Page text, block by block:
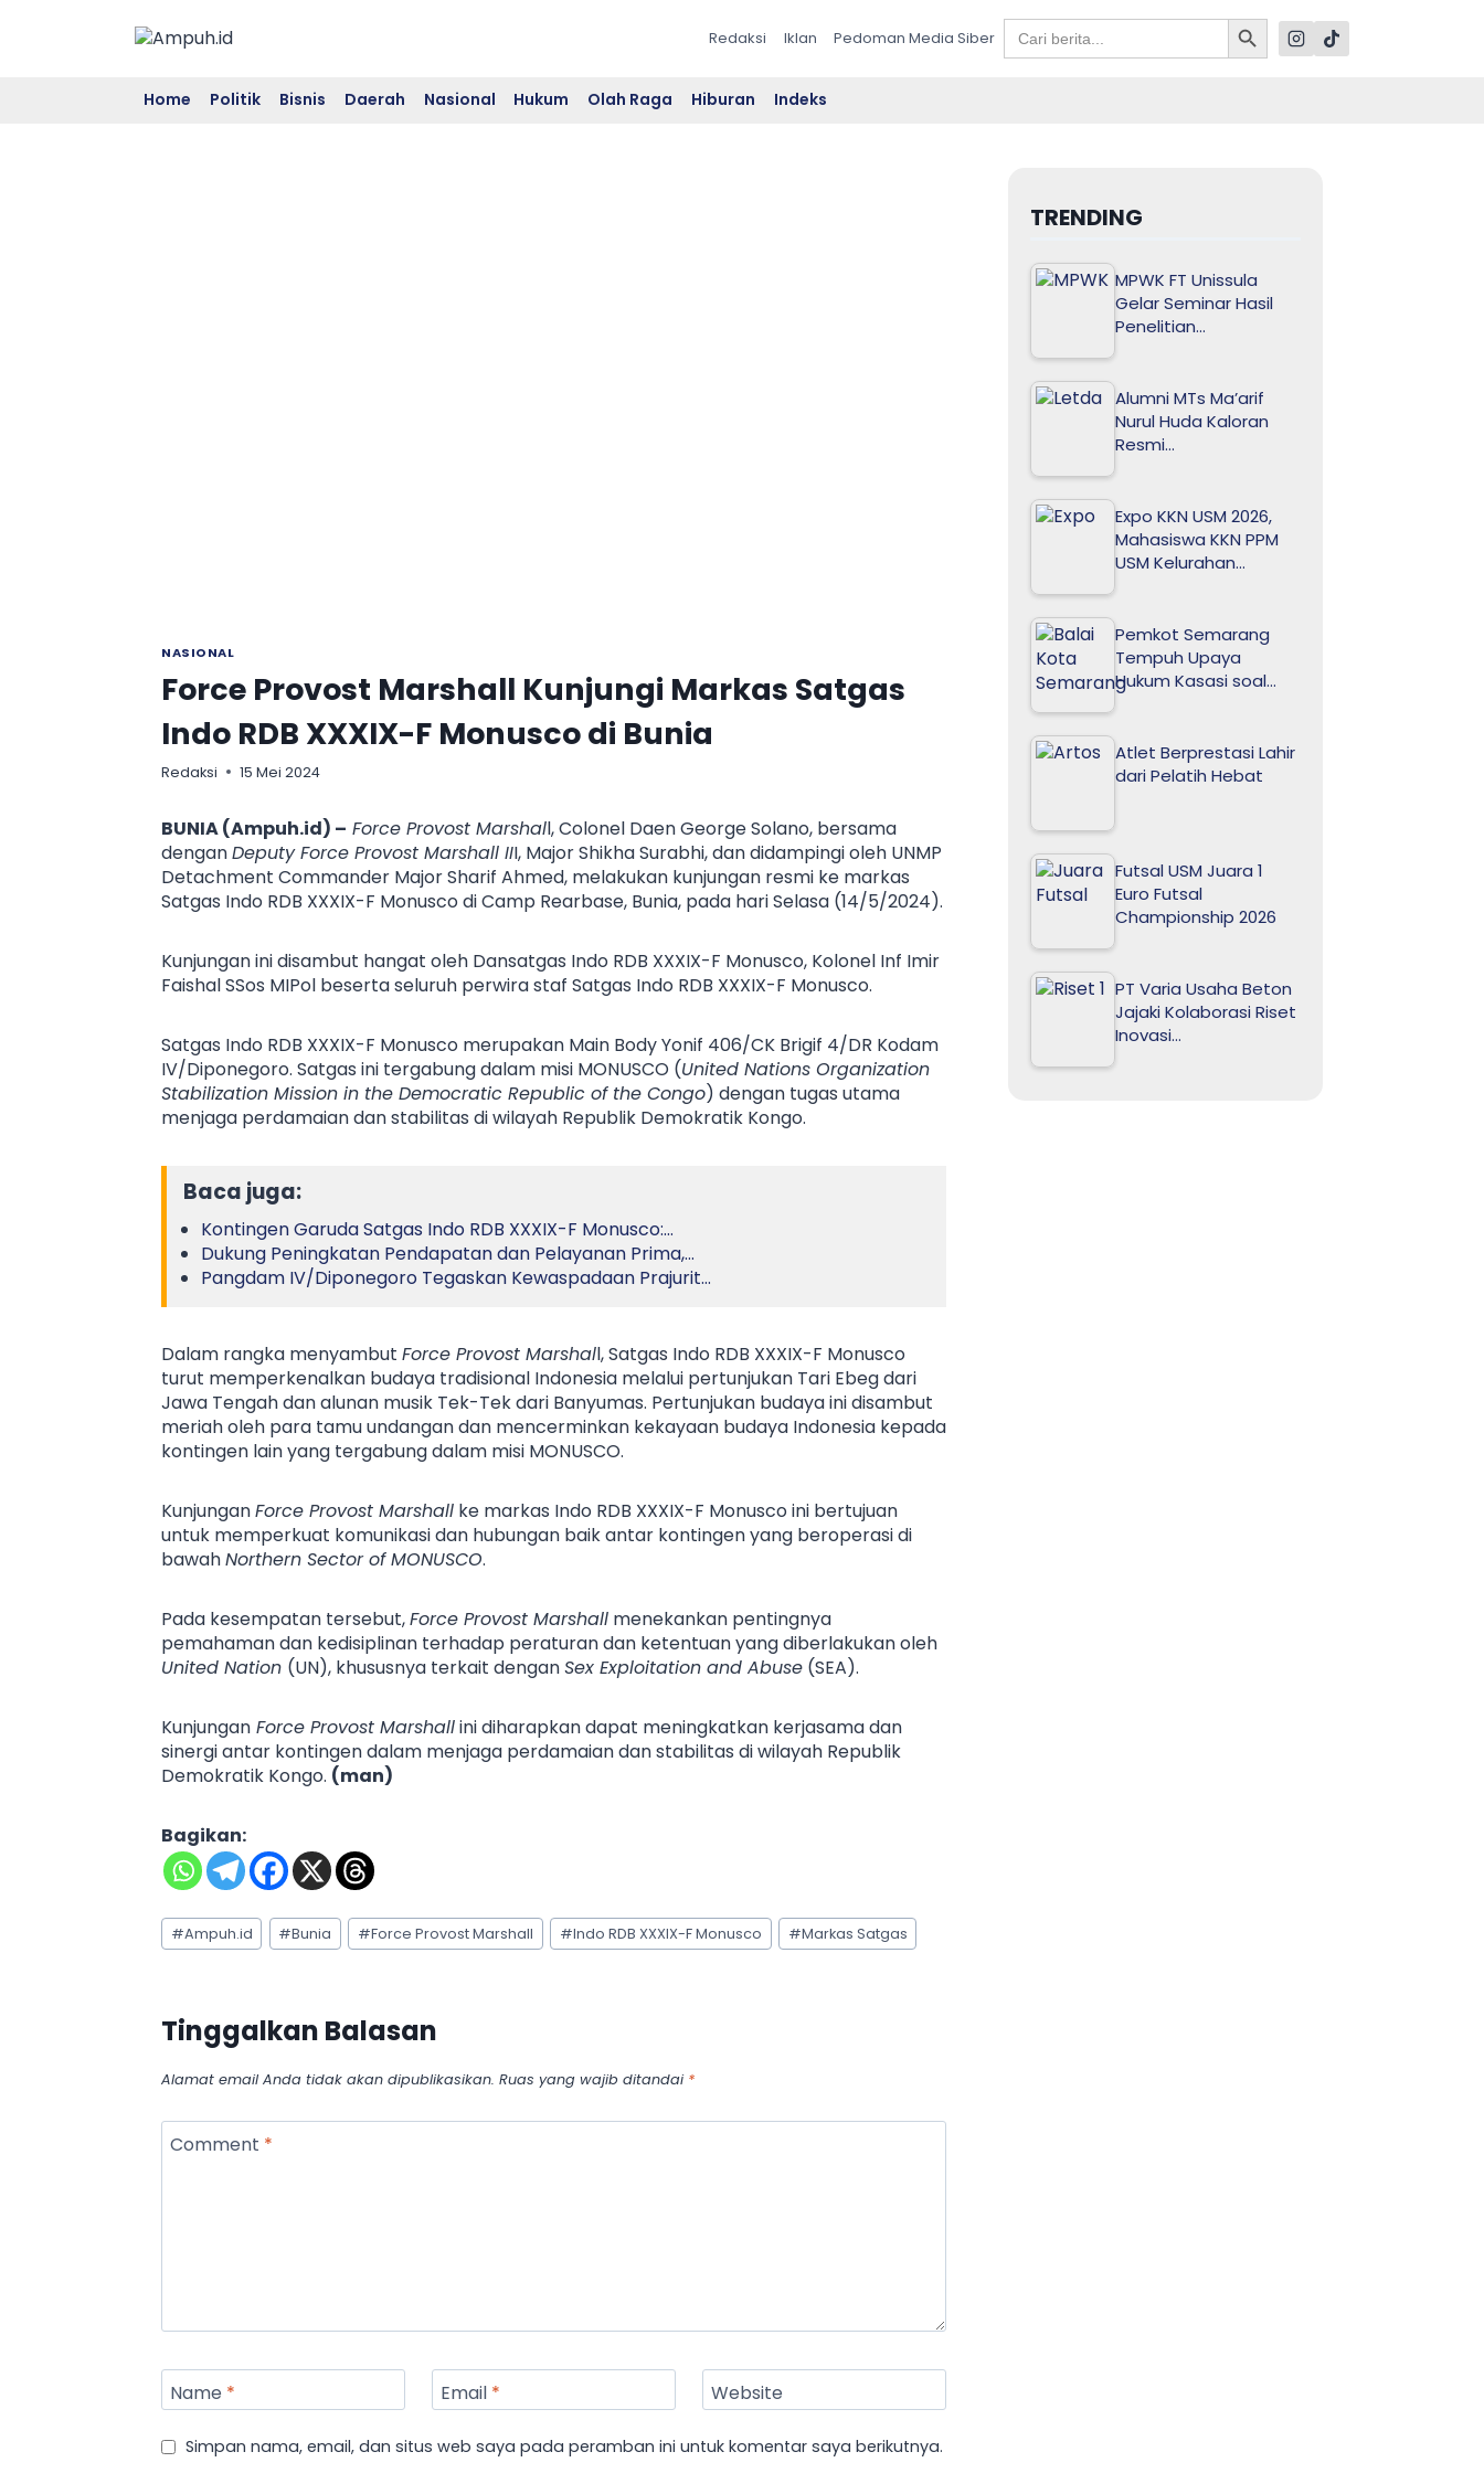
Redaksi Iklan Pedoman Media Siber Search
for:
Search Button
Home Politik Bisnis Daerah Nasional Hukum Olah Raga Hiburan Indeks
NASIONAL
Force Provost Marshall Kunjungi Markas Satgas
Indo RDB XXXIX-F Monusco di Bunia
Redaksi 15 Mei 2024
BUNIA (Ampuh.id) – Force Provost Marshall, Colonel Daen George Solano, bersama
denganDeputy Force Provost Marshall III, Major Shikha Surabhi, dan didampingi oleh UNMP
Detachment Commander Major Sharif Ahmed, melakukan kunjungan resmi ke markas
Satgas Indo RDB XXXIX-F Monusco di Camp Rearbase, Bunia, pada hari Selasa (14/5/2024).
Kunjungan ini disambut hangat oleh Dansatgas Indo RDB XXXIX-F Monusco, Kolonel Inf Imir
Faishal SSos MIPol beserta seluruh perwira staf Satgas Indo RDB XXXIX-F Monusco.
Satgas Indo RDB XXXIX-F Monusco merupakan Main Body Yonif 406/CK Brigif 4/DR Kodam
IV/Diponegoro. Satgas ini tergabung dalam misi MONUSCO (United Nations Organization
Stabilization Mission in the Democratic Republic of the Congo) dengan tugas utama
menjaga perdamaian dan stabilitas di wilayah Republik Demokratik Kongo.
Baca juga:
Kontingen Garuda Satgas Indo RDB XXXIX-F Monusco:…
Dukung Peningkatan Pendapatan dan Pelayanan Prima,…
Pangdam IV/Diponegoro Tegaskan Kewaspadaan Prajurit…
Dalam rangka menyambut Force Provost Marshall, Satgas Indo RDB XXXIX-F Monusco
turut memperkenalkan budaya tradisional Indonesia melalui pertunjukan Tari Ebeg dari
Jawa Tengah dan alunan musik Tek-Tek dari Banyumas. Pertunjukan budaya ini disambut
meriah oleh para tamu undangan dan mencerminkan kekayaan budaya Indonesia kepada
kontingen lain yang tergabung dalam misi MONUSCO.
KunjunganForce Provost Marshall ke markas Indo RDB XXXIX-F Monusco ini bertujuan
untuk memperkuat komunikasi dan hubungan baik antar kontingen yang beroperasi di
bawahNorthern Sector of MONUSCO.
Pada kesempatan tersebut,Force Provost Marshall menekankan pentingnya
pemahaman dan kedisiplinan terhadap peraturan dan ketentuan yang diberlakukan oleh
United Nation (UN), khususnya terkait denganSex Exploitation and Abuse (SEA).
Kunjungan Force Provost Marshallini diharapkan dapat meningkatkan kerjasama dan
sinergi antar kontingen dalam menjaga perdamaian dan stabilitas di wilayah Republik
Demokratik Kongo. (man)
Bagikan:
Post
Tags:
#Ampuh.id #Bunia #Force Provost Marshall #Indo RDB XXXIX-F Monusco #Markas Satgas
Tinggalkan Balasan
Alamat email Anda tidak akan dipublikasikan. Ruas yang wajib ditandai *
Comment *
Name * Email * Website
Simpan nama, email, dan situs web saya pada peramban ini untuk komentar saya berikutnya.
TRENDING
MPWK FT Unissula
Gelar Seminar Hasil
Penelitian…
Alumni MTs Ma’arif
Nurul Huda Kaloran
Resmi…
Expo KKN USM 2026,
Mahasiswa KKN PPM
USM Kelurahan…
Pemkot Semarang
Tempuh Upaya
Hukum Kasasi soal…
Atlet Berprestasi Lahir
dari Pelatih Hebat
Futsal USM Juara 1
Euro Futsal
Championship 2026
PT Varia Usaha Beton
Jajaki Kolaborasi Riset
Inovasi…